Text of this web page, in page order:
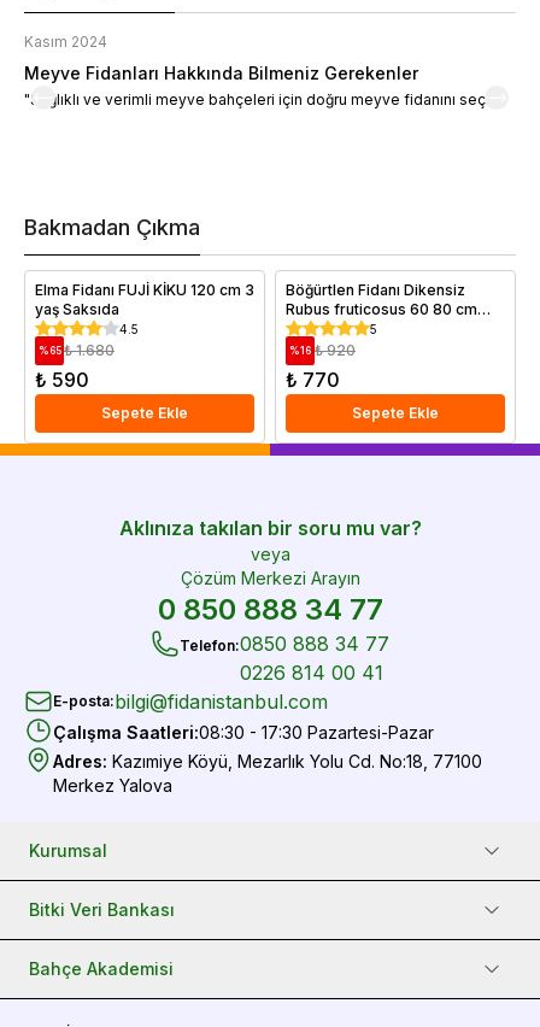
Kasım 2024
Meyve Fidanları Hakkında Bilmeniz Gerekenler
"Sağlıklı ve verimli meyve bahçeleri için doğru meyve fidanını seçin."
Bakmadan Çıkma
Elma Fidanı FUJİ KİKU 120 cm 3
yaş Saksıda
4.5
% 65 ₺ 1.680
₺ 590
Sepete Ekle
Böğürtlen Fidanı Dikensiz
Rubus fruticosus 60 80 cm
Saksıda
5
%16 ₺ 920
₺ 770
Sepete Ekle
Aklınıza takılan bir soru mu var?
veya
Çözüm Merkezi Arayın
0 850 888 34 77
Telefon:0850 888 34 77
0226 814 00 41
E-posta:bilgi@fidanistanbul.com
Çalışma Saatleri:08:30 - 17:30 Pazartesi-Pazar
Adres: Kazımiye Köyü, Mezarlık Yolu Cd. No:18, 77100
Merkez Yalova
Kurumsal
Bitki Veri Bankası
Bahçe Akademisi